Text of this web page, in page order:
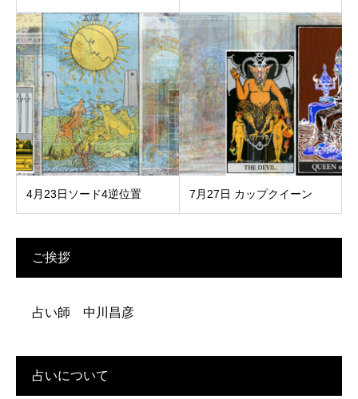
4月23日ソード4逆位置 7月27日 カップクイーン
ご挨拶
占い師 中川昌彦
占いについて